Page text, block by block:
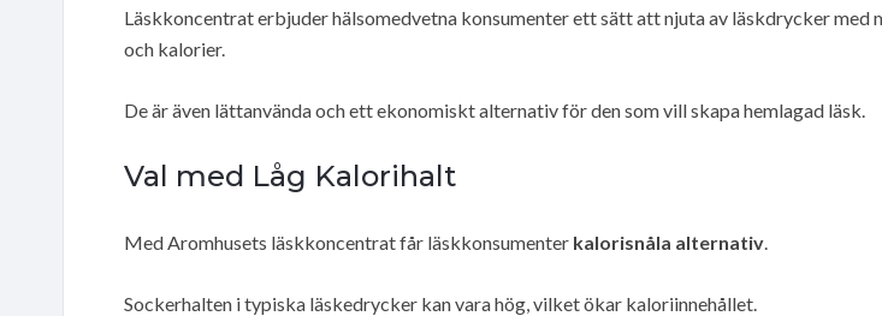
Läskkoncentrat erbjuder hälsomedvetna konsumenter ett sätt att njuta av läskdrycker med
och kalorier.
De är även lättanvända och ett ekonomiskt alternativ för den som vill skapa hemlagad läsk.
Val med Låg Kalorihalt
Med Aromhusets läskkoncentrat får läskkonsumenter kalorisnåla alternativ.
Sockerhalten i typiska läskedrycker kan vara hög, vilket ökar kaloriinnehållet.